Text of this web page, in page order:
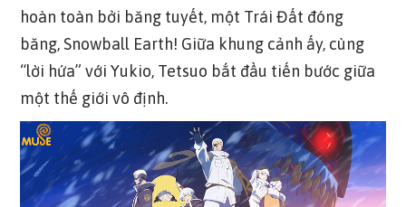
hoàn toàn bởi băng tuyết, một Trái Đất đóng
băng, Snowball Earth! Giữa khung cảnh ấy, cùng
“lời hứa” với Yukio, Tetsuo bắt đầu tiến bước giữa
một thế giới vô định.